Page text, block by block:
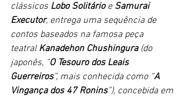
clássicos Lobo Solitário e Samurai
Executor, entrega uma sequência de
contos baseados na famosa peça
teatral Kanadehon Chushingura (do
japonês, “O Tesouro dos Leais
Guerreiros”, mais conhecida como “A
Vingança dos 47 Ronins”), concebida em